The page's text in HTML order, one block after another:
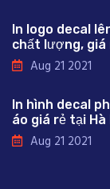
In logo decal
chất lượng, giá
Aug 21 2021
In hình decal
áo giá rẻ tại Hà
Aug 21 2021